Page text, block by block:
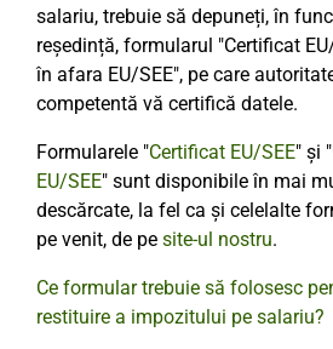
salariu, trebuie să depuneți, în
reședință, formularul "Certificat
în afara EU/SEE", pe care
competentă vă certifică datele.
Formularele "Certificat EU/SEE" și "
EU/SEE" sunt disponibile în mai
descărcate, la fel ca și celelalte
pe venit, de pe site-ul nostru.
Ce formular trebuie să folosesc
restituire a impozitului pe salariu?